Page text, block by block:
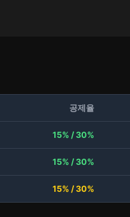
공제율
15% / 30%
15% / 30%
15% / 30%